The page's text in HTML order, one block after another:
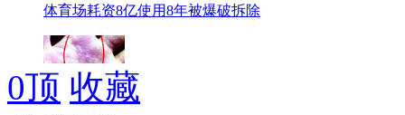
体育场耗资8亿使用8年被爆破拆除
女白领因压力过大一夜间全身长水泡
0顶 收藏